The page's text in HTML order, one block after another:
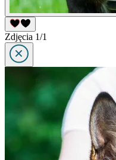
Zdjęcia 1/1